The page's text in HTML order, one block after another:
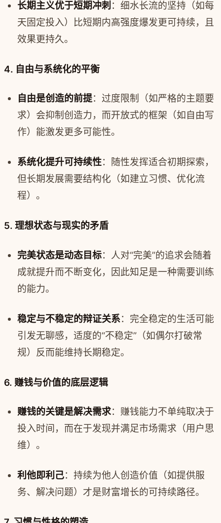
长期主义优于短期冲刺 ：细水长流的坚持（如每
天固定投入）比短期内高强度爆发更可持续，且
效果更持久。
4. 自由与系统化的平衡
自由是创造的前提：过度限制（如严格的主题要
求）会抑制创造力，而开放式的框架（如自由写
作）能激发更多可能性。
系统化提升可持续性：随性发挥适合初期探索，
但长期发展需要结构化（如建立习惯、优化流
程）。
5. 理想状态与现实的矛盾
完美状态是动态目标：人对“完美”的追求会随着
成就提升而不断变化，因此知足是一种需要训练
的能力。
稳定与不稳定的辩证关系：完全稳定的生活可能
引发无聊感，适度的“不稳定”（如偶尔打破常
规）反而能维持长期稳定。
6. 赚钱与价值的底层逻辑
赚钱的关键是解决需求：赚钱能力不单纯取决于
投入时间，而在于发现并满足市场需求（用户思
维）。
利他即利己：持续为他人创造价值（如提供服
务、解决问题）才是财富增长的可持续路径。